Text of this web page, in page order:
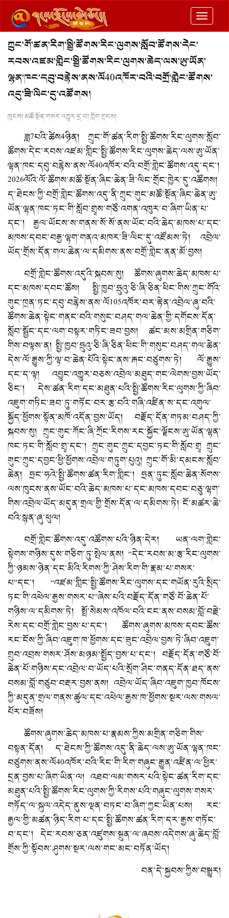
切
换
航
ཀྲུང་གོ་ཚན་རིག་སྤྱི་ཚོགས་རིང་ལུགས་སློབ་ཚོགས་དེང་
རབས་འཛམ་གླིང་སྤྱི་ཚོགས་རིང་ལུགས་ཆེད་ལས་ཨུ་ཡོན་
ལྷན་ཁང་དབུ་བརྙེས་ནས་ལོ40འཁོར་བའི་བགྲོ་གླེང་ཚོགས་
འདུ་ཟི་ལིང་དུ་འཚོགས།
ཁུངས། མཚོ་སྔོན་གསར་འགྱུར་དྲ་བ། ཀློག་གྲངས།
ཟླ7པའི་ཚེས4ཉིན། ཀྲུང་གོ་ཚན་རིག་སྤྱི་ཚོགས་རིང་ལུགས་སློབ་
ཚོགས་དེང་རབས་འཛམ་གླིང་སྤྱི་ཚོགས་རིང་ལུགས་ཆེད་ལས་ཨུ་ཡོན་
ལྷན་ཁང་དབུ་བརྙེས་ནས་ལོ40འཁོར་བའི་བགྲོ་གླེང་ཚོགས་འདུ་དང་།
2026ལོའི་ལོ་ཚོགས་མཚོ་སྔོན་ཞིང་ཆེན་ཟི་ལིང་གྲོང་ཁྱེར་དུ་འཚོགས།
ད་ཐེངས་ཀྱི་བགྲོ་གླེང་ཚོགས་འདུ་ནི་ཀྲུང་གུང་མཚོ་སྔོན་ཞིང་ཆེན་ཨུ་
ཡོན་ལྷན་ཁང་ཏང་གི་སློབ་གྲྭས་གཙོ་འགན་འཁུར་བ་ཞིག་ཡིན་པ་
དང་། རྒྱལ་ཡོངས་ས་གནས་སོ་སོ་ནས་ཡོང་བའི་ཆེད་མཁས་པ་དང་
མཁས་དབང་བརྒྱ་ལྷག་གནའ་མཁར་ཟི་ལིང་དུ་འཛོམས་ཏེ། འབྲེལ་
ཡོད་གྲོས་དོན་གལ་ཆེན་ལ་དམིགས་ནས་བགྲོ་གླེང་ནན་མོ་བྱས།
བགྲོ་གླེང་ཚོགས་འདུའི་སྐབས་སུ། ཚོགས་ཞུགས་ཆེད་མཁས་པ་
དང་མཁས་དབང་ཚོས། སྤྱི་ཁྱབ་ཧྲུའུ་ཅི་ཞི་ཅིན་ཕིང་གིས་ཀྲུང་གོའི་
གུང་ཁྲན་ཏང་དབུ་བརྙེས་ནས་ལོ105འཁོར་བར་རྟེན་འབྲེལ་ཞུ་བའི་
ཚོགས་ཆེན་སྟེང་གནང་བའི་གསུང་བཤད་གལ་ཆེན་གྱི་དགོངས་དོན་
སློབ་སྦྱོང་དང་ལག་བསྟར་གཏིང་ཟབ་བྱས། ཚང་མས་མགྲིན་གཅིག་
གིས་བལྟས་ན། སྤྱི་ཁྱབ་ཧྲུའུ་ཅི་ཞི་ཅིན་ཕིང་གི་གསུང་བཤད་གལ་ཆེན་
དེས་ལོ་རྒྱུས་ཀྱི་ལྟ་བ་ཆེན་པོའི་སྟེང་ནས་རྐང་བཙུགས་ཏེ། ལོ་རྒྱུས་
དང་ད་ལྟ། འབྱུང་འགྱུར་བཅས་འབྲེལ་མཐུད་གང་ལེགས་བྱས་ཡོད་
ཅིང་། དེས་ཚན་རིག་དང་མཐུན་པའི་སྤྱི་ཚོགས་རིང་ལུགས་ཀྱི་ཞིབ་
འཇུག་གཏིང་ཟབ་ཏུ་གཏོང་བར་རྩ་བའི་གཞི་འཛིན་ས་དང་འགུལ་
སྐྱོད་ཕྱོགས་སྟོན་མཁོ་འདོན་བྱས་ཡོད། བརྗོད་དོན་གཏམ་བཤད་ཀྱི་
སྐབས་སུ། ཀྲུང་གུང་ཀོང་ཞི་ཀྲོང་རིགས་རང་སྐྱོང་ལྗོངས་ཨུ་ཡོན་ལྷན་
ཁང་ཏང་གི་སློབ་གྲྭ་དང་། ཀྲུང་གུང་ཀྲུང་དབྱང་ཏང་གི་སློབ་གྲྭ ཀྲུང་
གུང་ཀྲུང་དབྱང་ཕྱི་ཕྱོགས་འབྲེལ་གཏུག་པུའུ། ཀྲུང་གོ་མི་དམངས་སློབ་
ཆེན། ཧྲང་ཧའེ་སྤྱི་ཚོགས་ཚན་རིག་གླིང་། ཧྲན་ཏུང་སློབ་ཆེན་སོགས་
ལས་ཁུངས་ནས་ཡོང་བའི་ཆེད་མཁས་པ་དང་མཁས་དབང་བཅུ་ལྷག་
གིས་འབྲེལ་ཡོད་མདུན་གྲལ་གྱི་གྲོས་དོན་ལ་དམིགས་ཏེ། ངོ་མཚར་ཆེ་
བའི་སྙན་ཞུ་ཕུལ།
བགྲོ་གླེང་ཚོགས་འདུ་འཚོགས་པའི་ཉིན་དེར། ཡན་ལག་གླེང་
སྟེགས་གཉིས་དུས་གཅིག་ཏུ་སྤེལ་ནས། “དེང་རབས་མ་རྩ་རིང་ལུགས་
ཀྱི་ཉམས་ཉེན་དང་མིའི་རིགས་ཀྱི་ཤེས་རིག་གི་རྣམ་པ་གསར་
པ”དང་། “འཛམ་གླིང་སྤྱི་ཚོགས་རིང་ལུགས་དང་གཡོན་རུའི་སྲིད་
ཏང་གི་འཕེལ་རྒྱས་གསར་པ”ཞེས་པའི་བརྗོད་དོན་གཙོ་བོ་ཆེན་པོ་
གཉིས་ལ་དམིགས་ཏེ། སྤྲོ་སེམས་འཁོལ་བའི་ངང་ནས་བསམ་བློ་བརྗེ་
རེས་དང་བགྲོ་གླེང་བྱས་པ་དང་། ཚོགས་ཞུགས་མཁས་དབང་ཚོས་
རང་ངོས་ཀྱི་ཞིབ་འཇུག་ཁ་ཕྱོགས་དང་ཟུང་འབྲེལ་བྱས་ཏེ་ཞིབ་འཇུག་
གྲུབ་འབྲས་གསར་ཤོས་མཉམ་སྤྱོད་བྱས་པ་དང་། བརྗོད་དོན་གཙོ་བོ་
ཆེན་པོ་གཉིས་དང་འབྲེལ་བ་ཡོད་པའི་སྲོག་ཤིང་གནད་དོན་ཐད་ནས་
བསམ་བློ་གཙུབ་བརྡར་བྱས་ནས། འབྲེལ་ཡོད་ཞིབ་འཇུག་ཁྱབ་ཁོངས་
ཀྱི་མདུན་གྲལ་གནས་ཚུལ་དང་འཕེལ་རྒྱས་ཁ་ཕྱོགས་སྔར་ལས་གསལ་
པོར་བཟོས།
ཚོགས་ཞུགས་ཆེད་མཁས་པ་རྣམས་ཀྱིས་མགྲིན་གཅིག་གིས་
བསྟན་དོན། ད་ཐེངས་ཀྱི་ཚོགས་འདུ་ནི་ཆེད་ལས་ཨུ་ཡོན་ལྷན་ཁང་
བཙུགས་ནས་ལོ40འཁོར་བའི་རིང་གི་རིག་གཞུང་རྒྱུན་འཛིན་ལ་ཕྱིར་
དྲན་བྱས་པ་ཞིག་ཡིན་ལ། འཐབ་ལམ་གསར་པའི་སྟེང་ཚན་རིག་དང་
མཐུན་པའི་སྤྱི་ཚོགས་རིང་ལུགས་ཀྱི་རིགས་པའི་གཞུང་ལུགས་གསར་
གཏོད་ལ་སྐུལ་འདེད་ནུས་ལྡན་བཏང་བ་ཞིག་ཀྱང་ཡིན་པས། རང་
རྒྱལ་གྱི་མཚན་ཉིད་རིག་པ་དང་སྤྱི་ཚོགས་ཚན་རིག་དར་རྒྱས་གཏོང་
བ་དང་། དེང་རབས་ཅན་འཛུགས་སྐྲུན་ལ་ཞབས་འདེགས་ཞུ་ཆེད་བློ་
གྲོས་ཀྱི་སྟོབས་ཤུགས་སྔར་ལས་གང་མང་བཏོན་ཡོད།
བན་དེ་སྐྱབས་ཀྱིས་བསྒྱུར།